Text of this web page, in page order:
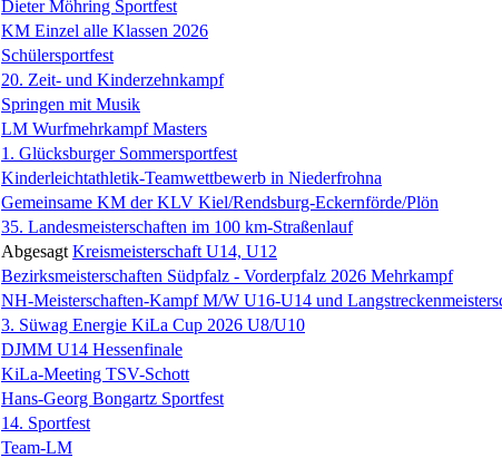
Dieter Möhring Sportfest
KM Einzel alle Klassen 2026
Schülersportfest
20. Zeit- und Kinderzehnkampf
Springen mit Musik
LM Wurfmehrkampf Masters
1. Glücksburger Sommersportfest
Kinderleichtathletik-Teamwettbewerb in Niederfrohna
Gemeinsame KM der KLV Kiel/Rendsburg-Eckernförde/Plön
35. Landesmeisterschaften im 100 km-Straßenlauf
Abgesagt Kreismeisterschaft U14, U12
Bezirksmeisterschaften Südpfalz - Vorderpfalz 2026 Mehrkampf
NH-Meisterschaften-Kampf M/W U16-U14 und
3. Süwag Energie KiLa Cup 2026 U8/U10
DJMM U14 Hessenfinale
KiLa-Meeting TSV-Schott
Hans-Georg Bongartz Sportfest
14. Sportfest
Team-LM